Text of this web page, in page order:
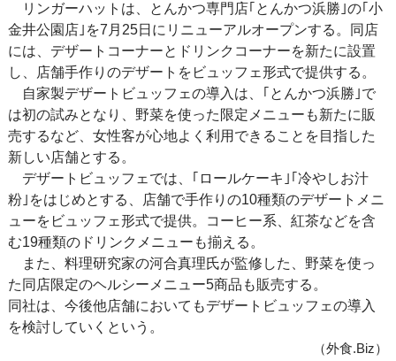
リンガーハットは、とんかつ専門店｢とんかつ浜勝｣の｢小
金井公園店｣を7月25日にリニューアルオープンする。同店
には、デザートコーナーとドリンクコーナーを新たに設置
し、店舗手作りのデザートをビュッフェ形式で提供する。
自家製デザートビュッフェの導入は、｢とんかつ浜勝｣で
は初の試みとなり、野菜を使った限定メニューも新たに販
売するなど、女性客が心地よく利用できることを目指した
新しい店舗とする。
デザートビュッフェでは、｢ロールケーキ｣｢冷やしお汁
粉｣をはじめとする、店舗で手作りの10種類のデザートメニ
ューをビュッフェ形式で提供。コーヒー系、紅茶などを含
む19種類のドリンクメニューも揃える。
また、料理研究家の河合真理氏が監修した、野菜を使っ
た同店限定のヘルシーメニュー5商品も販売する。
同社は、今後他店舗においてもデザートビュッフェの導入
を検討していくという。
（外食.Biz）